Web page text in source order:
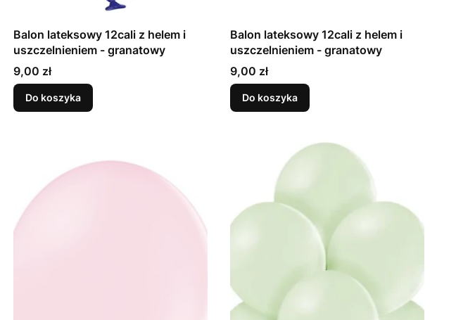
Balon lateksowy 12cali z helem i
uszczelnieniem - granatowy
Cena
9,00 zł
Do koszyka
Balon lateksowy 12cali z helem i
uszczelnieniem - granatowy
Cena
9,00 zł
Do koszyka